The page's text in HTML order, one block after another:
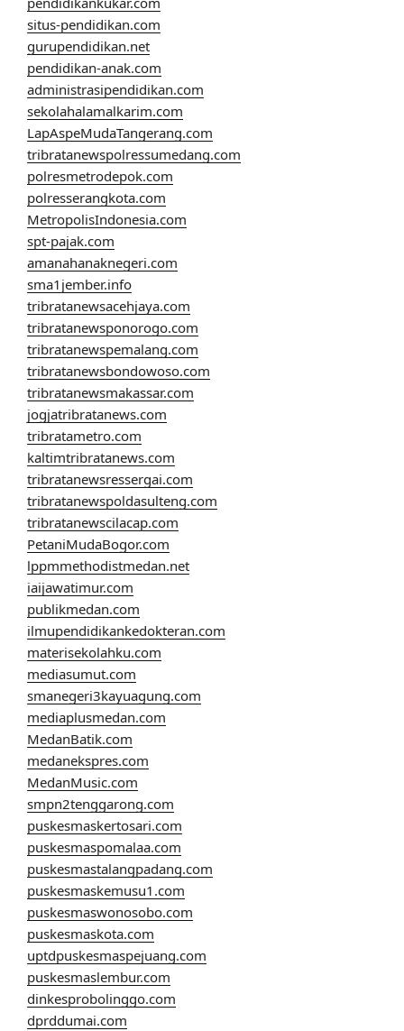
situs-pendidikan.com
gurupendidikan.net
pendidikan-anak.com
administrasipendidikan.com
sekolahalamalkarim.com
LapAspeMudaTangerang.com
tribratanewspolressumedang.com
polresmetrodepok.com
polresserangkota.com
MetropolisIndonesia.com
spt-pajak.com
amanahanaknegeri.com
sma1jember.info
tribratanewsacehjaya.com
tribratanewsponorogo.com
tribratanewspemalang.com
tribratanewsbondowoso.com
tribratanewsmakassar.com
jogjatribratanews.com
tribratametro.com
kaltimtribratanews.com
tribratanewsressergai.com
tribratanewspoldasulteng.com
tribratanewscilacap.com
PetaniMudaBogor.com
lppmmethodistmedan.net
iaijawatimur.com
publikmedan.com
ilmupendidikankedokteran.com
materisekolahku.com
mediasumut.com
smanegeri3kayuagung.com
mediaplusmedan.com
MedanBatik.com
medanekspres.com
MedanMusic.com
smpn2tenggarong.com
puskesmaskertosari.com
puskesmaspomalaa.com
puskesmastalangpadang.com
puskesmaskemusu1.com
puskesmaswonosobo.com
puskesmaskota.com
uptdpuskesmaspejuang.com
puskesmaslembur.com
dinkesprobolinggo.com
dprddumai.com